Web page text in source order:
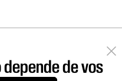
de vos